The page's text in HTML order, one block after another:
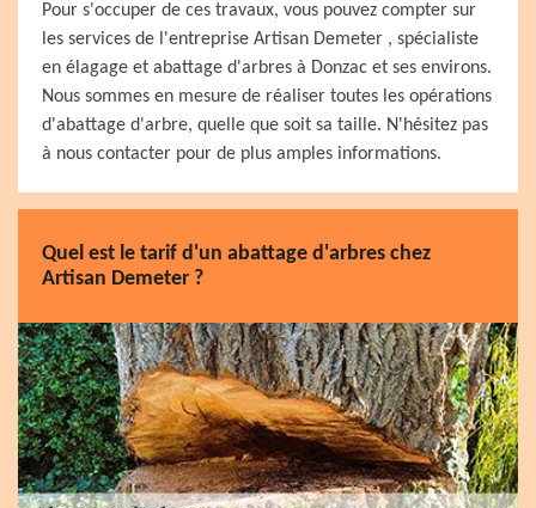
Pour s'occuper de ces travaux, vous pouvez compter sur
les services de l'entreprise Artisan Demeter , spécialiste
en élagage et abattage d'arbres à Donzac et ses environs.
Nous sommes en mesure de réaliser toutes les opérations
d'abattage d'arbre, quelle que soit sa taille. N'hésitez pas
à nous contacter pour de plus amples informations.
Quel est le tarif d'un abattage d'arbres chez
Artisan Demeter ?